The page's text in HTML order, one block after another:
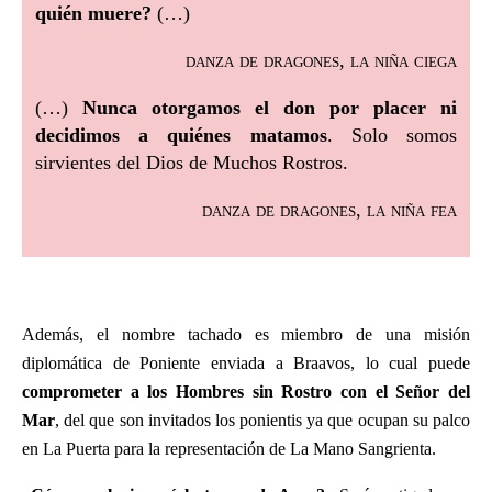
quién muere? (…)
danza de dragones, la niña ciega
(…) Nunca otorgamos el don por placer ni
decidimos a quiénes matamos. Solo somos
sirvientes del Dios de Muchos Rostros.
danza de dragones, la niña fea
Además, el nombre tachado es miembro de una misión
diplomática de Poniente enviada a Braavos, lo cual puede
comprometer a los Hombres sin Rostro con el Señor del
Mar, del que son invitados los ponientis ya que ocupan su palco
en La Puerta para la representación de La Mano Sangrienta.